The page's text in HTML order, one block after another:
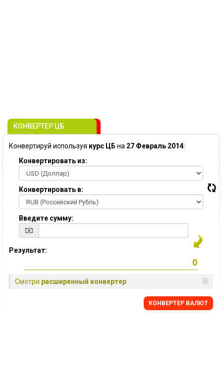
КОНВЕРТЕР ЦБ
Конвертируй используя курс ЦБ на 27 Февраль 2014:
Конвертировать из:
Конвертировать в:
Введите сумму:
Результат:
Смотри расширенный конвертер
КОНВЕРТЕР ВАЛЮТ